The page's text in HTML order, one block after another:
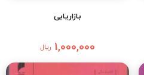
بازاریابی
1,000,000 ریال